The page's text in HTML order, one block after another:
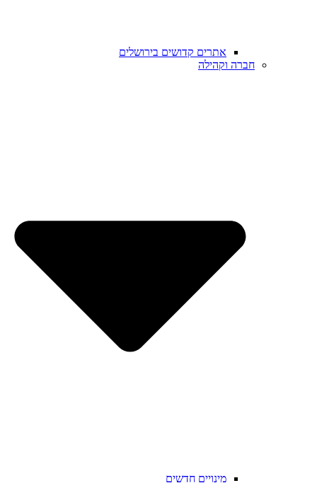
אתרים קדושים בירושלים
חברה וקהילה
מינויים חדשים